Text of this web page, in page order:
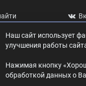
Наш сайт использует
улучшения работы
Нажимая кнопку
обработкой данных о